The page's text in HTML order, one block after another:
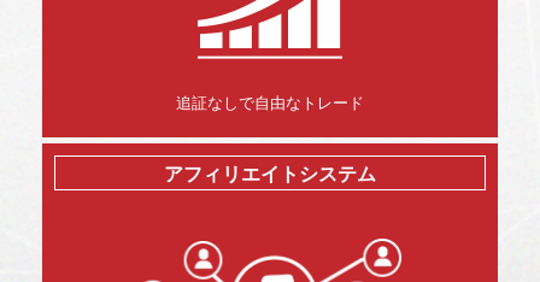
追証なしで自由なトレード
アフィリエイトシステム